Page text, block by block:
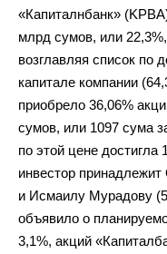
«Капиталнбанк»
млрд сумов, или
возглавляя список по
капитале компании
приобрело 36,06%
сумов, или 1097 сума
по этой цене
инвестор
и Исмаилу Мурадову
объявило о
3,1%, акций